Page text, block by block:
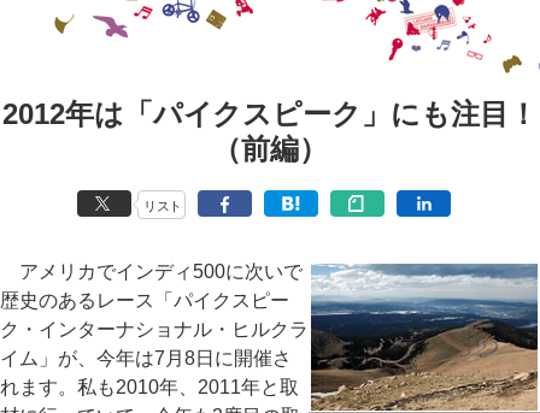
2012年は「パイクスピーク」にも注目！
（前編）
リスト
アメリカでインディ500に次いで
歴史のあるレース「パイクスピー
ク・インターナショナル・ヒルクラ
イム」が、今年は7月8日に開催さ
れます。私も2010年、2011年と取